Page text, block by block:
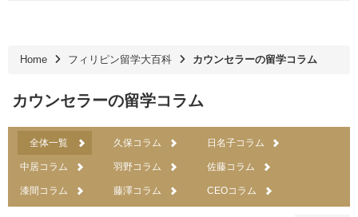
Home フィリピン留学大百科 カウンセラーの留学コラム
カウンセラーの留学コラム
全体一覧 久保コラム 日名子コラム
中居コラム 羽野コラム 佐藤コラム
漆間コラム 藤澤コラム CEOコラム